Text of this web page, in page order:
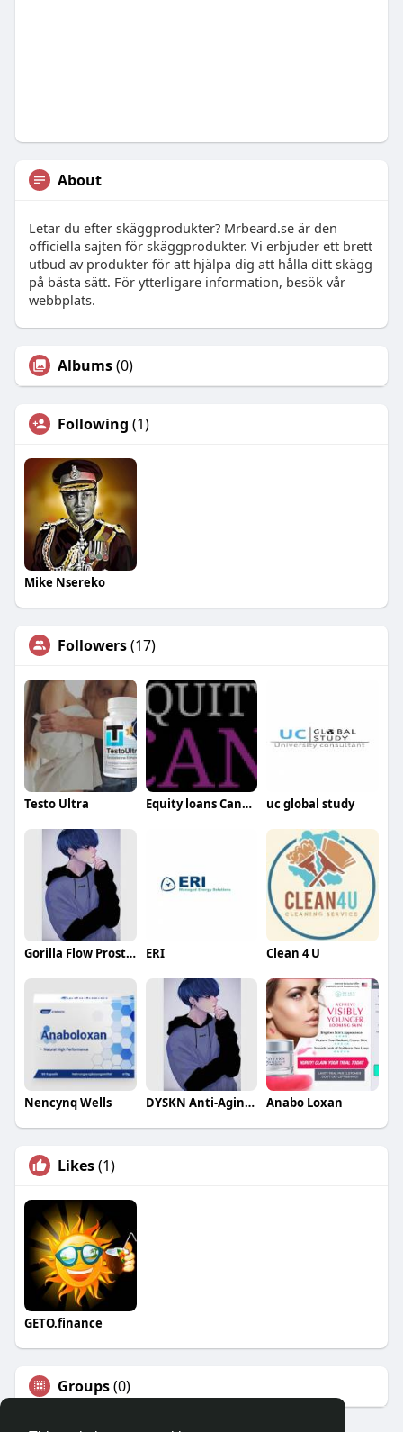
About
Letar du efter skäggprodukter? Mrbeard.se är den
officiella sajten för skäggprodukter. Vi erbjuder ett brett
utbud av produkter för att hjälpa dig att hålla ditt skägg
på bästa sätt. För ytterligare information, besök vår
webbplats.
Albums(0)
Following (1)
Mike Nsereko
Followers(17)
Testo Ultra Equity loans Canada uc global study
Gorilla Flow Prostate ERI Clean 4 U
Nencynq Wells DYSKN Anti-Aging Cream Anabo Loxan
Likes(1)
GETO.finance
Groups(0)